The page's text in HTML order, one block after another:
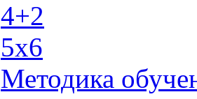
4+2
5x6
Методика